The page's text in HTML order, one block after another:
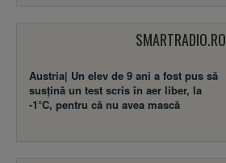
SMARTRADIO.RO
Austria| Un elev de 9 ani a fost pus să
susţină un test scris în aer liber, la
-1°C, pentru că nu avea mască